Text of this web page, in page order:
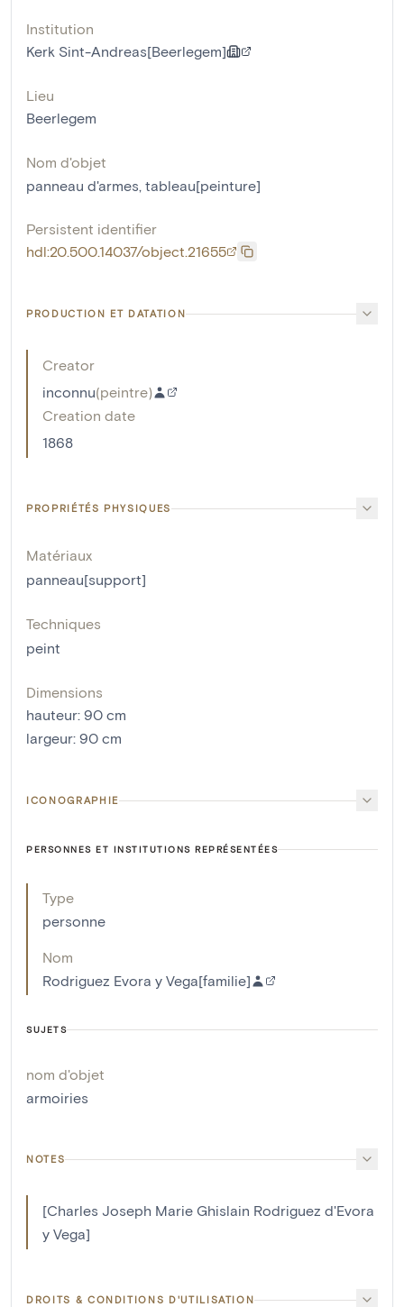
Institution
Kerk Sint-Andreas[Beerlegem]
Lieu
Beerlegem
Nom d'objet
panneau d'armes, tableau[peinture]
Persistent identifier
hdl:20.500.14037/object.21655
PRODUCTION ET DATATION
Creator
inconnu(peintre)
Creation date
1868
PROPRIÉTÉS PHYSIQUES
Matériaux
panneau[support]
Techniques
peint
Dimensions
hauteur: 90 cm
largeur: 90 cm
ICONOGRAPHIE
PERSONNES ET INSTITUTIONS REPRÉSENTÉES
Type
personne
Nom
Rodriguez Evora y Vega[familie]
SUJETS
nom d'objet
armoiries
NOTES
[Charles Joseph Marie Ghislain Rodriguez d'Evora
y Vega]
DROITS & CONDITIONS D'UTILISATION